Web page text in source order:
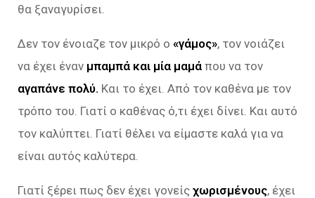
θα ξαναγυρίσει.
Δεν τον ένοιαζε τον μικρό ο «γάμος», τον νοιάζει
να έχει έναν μπαμπά και μία μαμά που να τον
αγαπάνε πολύ. Και το έχει. Από τον καθένα με τον
τρόπο του. Γιατί ο καθένας ό,τι έχει δίνει. Και αυτό
τον καλύπτει. Γιατί θέλει να είμαστε καλά για να
είναι αυτός καλύτερα.
Γιατί ξέρει πως δεν έχει γονείς χωρισμένους, έχει